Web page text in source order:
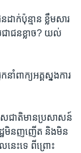
ក់ប៉ុន្មាន ខ្លឹមសារ
ជាជនខ្លាច? យល់
ាក្យអគ្គស្នងការ
សជាតិមានប្រសាសន៍
ឋមិនញញើត និងមិន
េះទេ ពីព្រោះ